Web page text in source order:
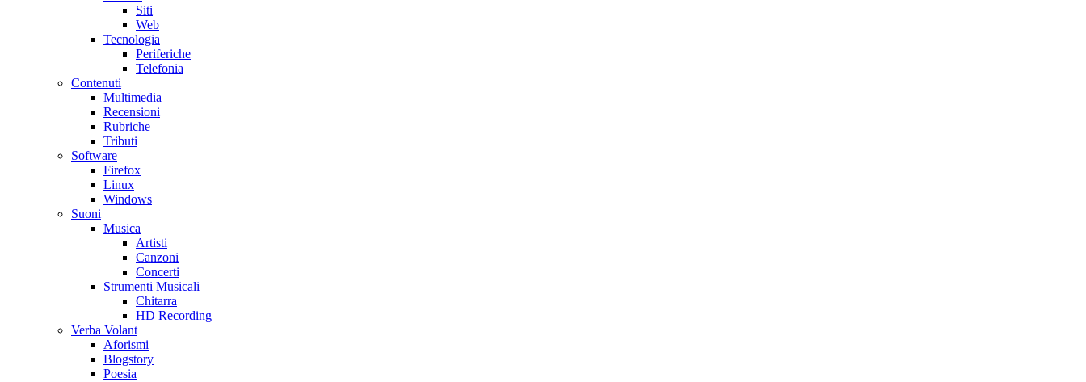
Siti
Web
Tecnologia
Periferiche
Telefonia
Contenuti
Multimedia
Recensioni
Rubriche
Tributi
Software
Firefox
Linux
Windows
Suoni
Musica
Artisti
Canzoni
Concerti
Strumenti Musicali
Chitarra
HD Recording
Verba Volant
Aforismi
Blogstory
Poesia